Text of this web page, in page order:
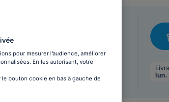
à jour au 08/08/2026
le jour de l'achat
en 24/48h max par
lun.
pour mesurer l’audience, améliorer
En les autorisant, votre
bouton cookie en bas à gauche de